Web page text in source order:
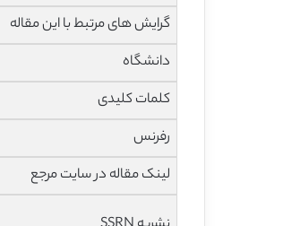
گرایش های مرتبط با این مقاله
دانشگاه
کلمات کلیدی
رفرنس
لینک مقاله در سایت مرجع